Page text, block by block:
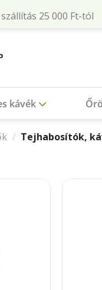
25 000 Ft-tól
kávék
/ Tejhabosítók,